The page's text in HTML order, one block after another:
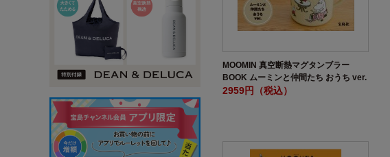
MOOMIN 真空断熱マグタンブラー
BOOK ムーミンと仲間たち おうち ver.
2959円（税込）